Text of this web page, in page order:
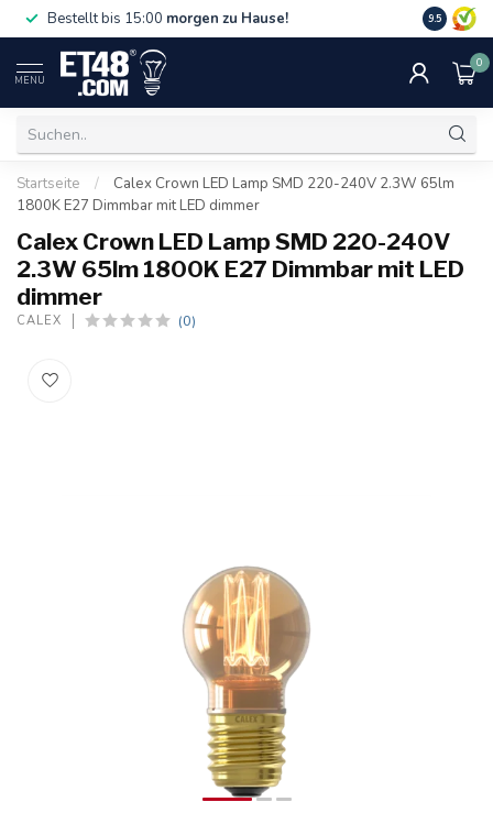
Bestellt bis 15:00 morgen zu Hause! 75 €. Nur
9.5
MENU
0
Startseite /
Calex Crown LED Lamp SMD 220-240V 2.3W 65lm
1800K E27 Dimmbar mit LED dimmer
Calex Crown LED Lamp SMD 220-240V
2.3W 65lm 1800K E27 Dimmbar mit LED
dimmer
CALEX (0)